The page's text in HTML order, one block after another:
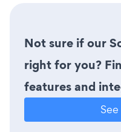
Not sure if our
right for you?
features and